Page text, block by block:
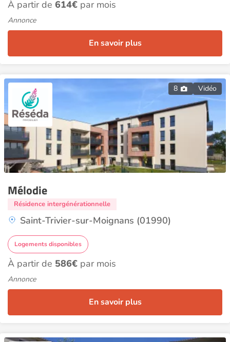
À partir de 614€ par mois
Annonce
En savoir plus
8 Vidéo
Mélodie
Résidence intergénérationnelle
Saint-Trivier-sur-Moignans (01990)
Logements disponibles
À partir de 586€ par mois
Annonce
En savoir plus